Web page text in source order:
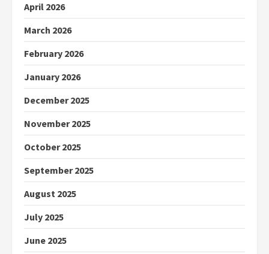
April 2026
March 2026
February 2026
January 2026
December 2025
November 2025
October 2025
September 2025
August 2025
July 2025
June 2025